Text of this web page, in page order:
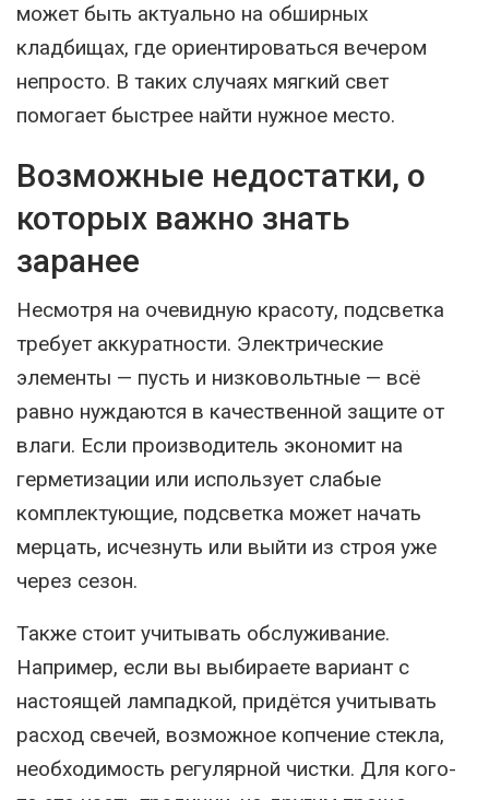
может быть актуально на обширных
кладбищах, где ориентироваться вечером
непросто. В таких случаях мягкий свет
помогает быстрее найти нужное место.
Возможные недостатки, о
которых важно знать
заранее
Несмотря на очевидную красоту, подсветка
требует аккуратности. Электрические
элементы — пусть и низковольтные — всё
равно нуждаются в качественной защите от
влаги. Если производитель экономит на
герметизации или использует слабые
комплектующие, подсветка может начать
мерцать, исчезнуть или выйти из строя уже
через сезон.
Также стоит учитывать обслуживание.
Например, если вы выбираете вариант с
настоящей лампадкой, придётся учитывать
расход свечей, возможное копчение стекла,
необходимость регулярной чистки. Для кого-